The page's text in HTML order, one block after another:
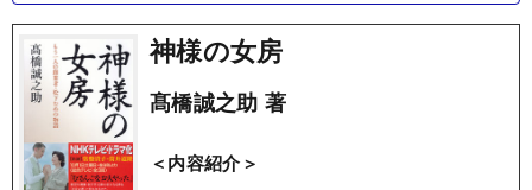
神様の女房
髙橋誠之助 著
＜内容紹介＞